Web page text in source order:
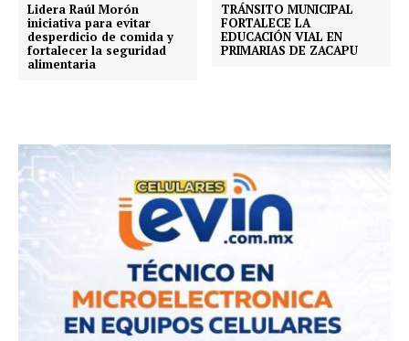
Lidera Raúl Morón
iniciativa para evitar
desperdicio de comida y
fortalecer la seguridad
alimentaria
TRÁNSITO MUNICIPAL
FORTALECE LA
EDUCACIÓN VIAL EN
PRIMARIAS DE ZACAPU